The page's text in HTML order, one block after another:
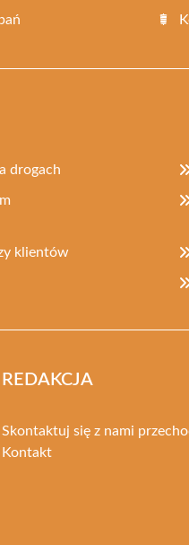
drogach
klientów
REDAKCJA
Skontaktuj się z nami
Kontakt